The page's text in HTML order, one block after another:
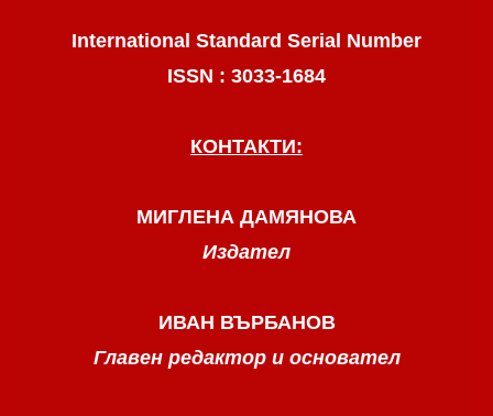
International Standard Serial Number
ISSN : 3033-1684
КОНТАКТИ:
МИГЛЕНА ДАМЯНОВА
Издател
ИВАН ВЪРБАНОВ
Главен редактор и основател